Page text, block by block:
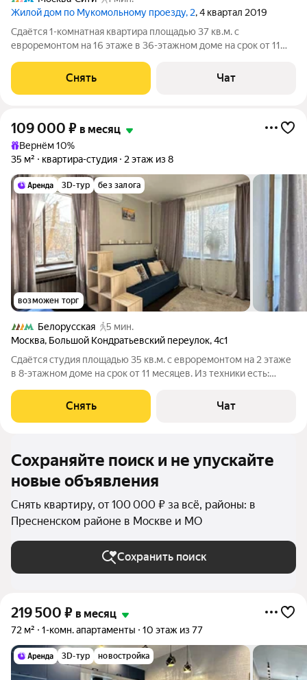
Жилой дом по Мукомольному проезду, 2, 4 квартал 2019
Сдаётся 1-комнатная квартира площадью 37 кв.м. с
евроремонтом на 16 этаже в 36-этажном доме на срок от 11
Холодильник Посудомоечная машина Микроволновка
Пылесос Дом - монолитный, окна
Снять Чат
109 000 ₽ в месяц
Вернём 10%
35 м²
квартира-студия 2 этаж из 8
3D-тур без залога
возможен торг
Белорусская
5 мин.
Москва, Большой Кондратьевский переулок,4с1
Сдаётся студия площадью 35 кв.м. с евроремонтом на 2 этаже
в 8-этажном доме на срок от 11 месяцев. Из техники есть:
Посудомоечная машина Кондиционер Микроволновка
Пылесос Дом - кирпичный,
Снять Чат
Сохраняйте поиск и не упускайте
новые объявления
Снять квартиру, от 100 000 ₽ за всё, районы: в
Пресненском районе в Москве и МО
Сохранить поиск
219 500 ₽ в месяц
72 м² 1-комн. апартаменты 10 этаж из 77
3D-тур новостройка